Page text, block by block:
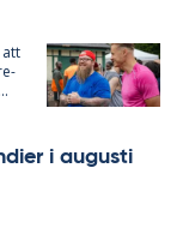
att
i au­gusti